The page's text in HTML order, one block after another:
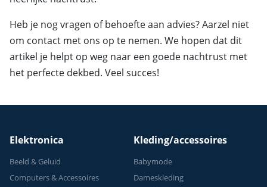
Heb je nog vragen of behoefte aan advies? Aarzel niet
om contact met ons op te nemen. We hopen dat dit
artikel je helpt op weg naar een goede nachtrust met
het perfecte dekbed. Veel succes!
Elektronica
Beeld & Geluid
Computers & Accessoires
Kleding/accessoires
Babymode
Dameskleding